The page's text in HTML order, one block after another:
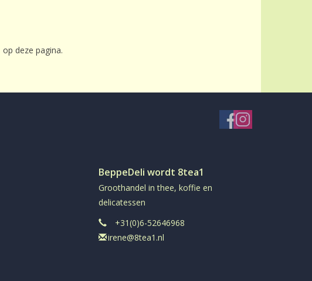
deze pagina.
BeppeDeli wordt 8tea1
Groothandel in thee, koffie en
delicatessen
+31(0)6-52646968
irene@8tea1.nl